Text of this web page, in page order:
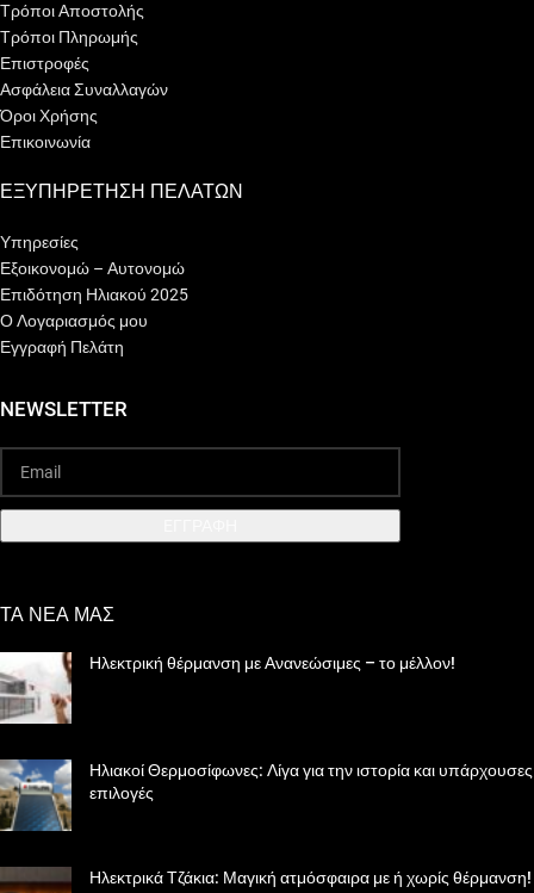
Τρόποι Αποστολής
Τρόποι Πληρωμής
Επιστροφές
Ασφάλεια Συναλλαγών
Όροι Χρήσης
Επικοινωνία
ΕΞΥΠΗΡΕΤΗΣΗ ΠΕΛΑΤΩΝ
Υπηρεσίες
Εξοικονομώ – Αυτονομώ
Επιδότηση Ηλιακού 2025
Ο Λογαριασμός μου
Εγγραφή Πελάτη
NEWSLETTER
ΤΑ ΝΕΑ ΜΑΣ
Ηλεκτρική θέρμανση με Ανανεώσιμες – το μέλλον!
Ηλιακοί Θερμοσίφωνες: Λίγα για την ιστορία και υπάρχουσες
επιλογές
Ηλεκτρικά Τζάκια: Μαγική ατμόσφαιρα με ή χωρίς θέρμανση!